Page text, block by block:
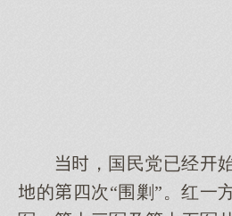
，国民党已经
的四次“围剿”。红一